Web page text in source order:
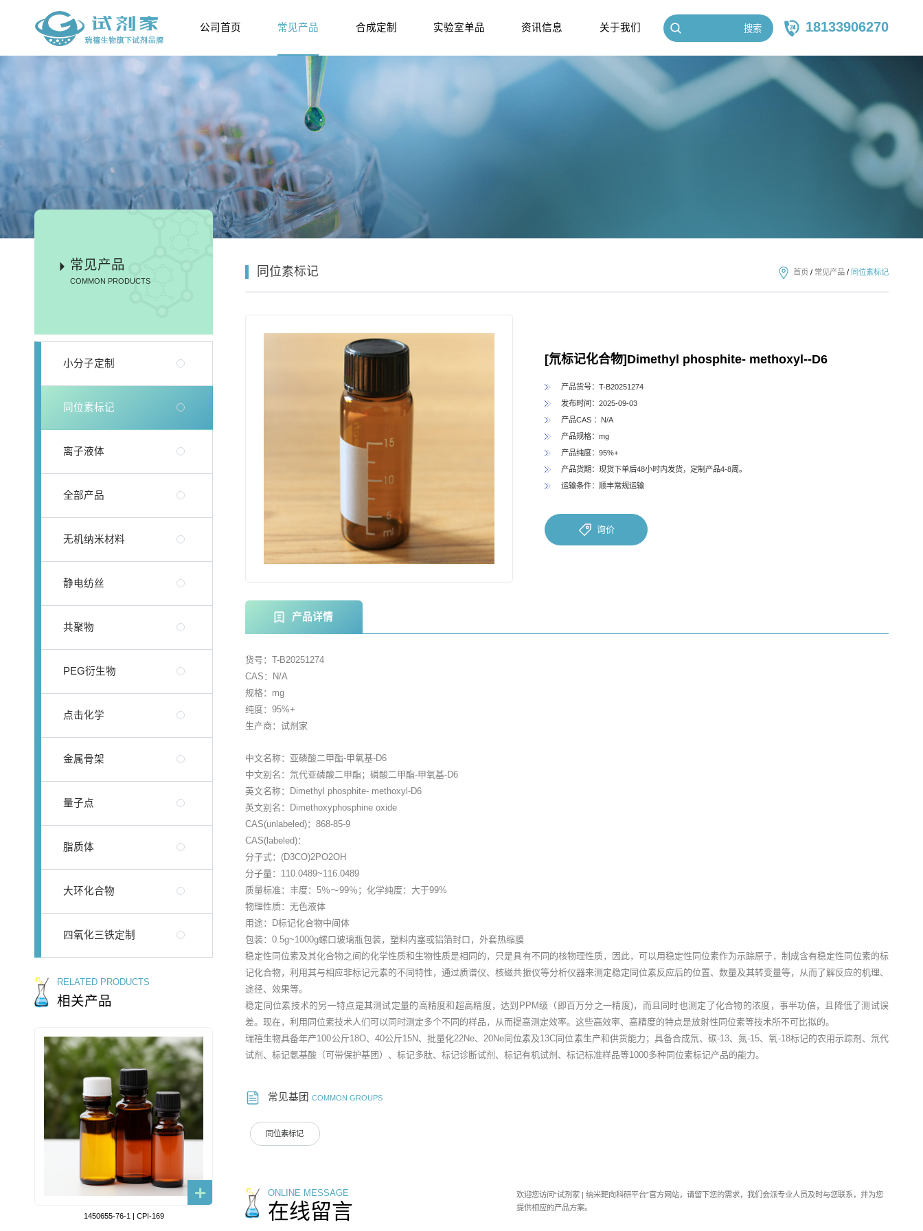
公司首页 常见产品 合成定制 实验室单品 资讯信息 关于我们 搜索 18133906270
常见产品
COMMON PRODUCTS
小分子定制
同位素标记
离子液体
全部产品
无机纳米材料
静电纺丝
共聚物
PEG衍生物
点击化学
金属骨架
量子点
脂质体
大环化合物
四氧化三铁定制
RELATED PRODUCTS
相关产品
1450655-76-1 | CPI-169
同位素标记 首页 / 常见产品 / 同位素标记
[氘标记化合物]Dimethyl phosphite- methoxyl--D6
产品货号：T-B20251274
发布时间：2025-09-03
产品CAS ：N/A
产品规格：mg
产品纯度：95%+
产品货期：现货下单后48小时内发货，定制产品4-8周。
运输条件：顺丰常规运输
询价
产品详情
货号：T-B20251274
CAS：N/A
规格：mg
纯度：95%+
生产商：试剂家
中文名称：亚磷酸二甲酯-甲氧基-D6
中文别名：氘代亚磷酸二甲酯；磷酸二甲酯-甲氧基-D6
英文名称：Dimethyl phosphite- methoxyl-D6
英文别名：Dimethoxyphosphine oxide
CAS(unlabeled)：868-85-9
CAS(labeled)：
分子式：(D3CO)2PO2OH
分子量：110.0489~116.0489
质量标准：丰度：5％～99％；化学纯度：大于99%
物理性质：无色液体
用途：D标记化合物中间体
包装：0.5g~1000g螺口玻璃瓶包装，塑料内塞或铝箔封口，外套热缩膜
稳定性同位素及其化合物之间的化学性质和生物性质是相同的，只是具有不同的核物理性质，因此，可以用稳定性同位素作为示踪原子，制成含有稳定性同位素的标
记化合物，利用其与相应非标记元素的不同特性，通过质谱仪、核磁共振仪等分析仪器来测定稳定同位素反应后的位置、数量及其转变量等，从而了解反应的机理、
途径、效果等。
稳定同位素技术的另一特点是其测试定量的高精度和超高精度，达到PPM级（即百万分之一精度)，而且同时也测定了化合物的浓度，事半功倍，且降低了测试误
差。现在，利用同位素技术人们可以同时测定多个不同的样品，从而提高测定效率。这些高效率、高精度的特点是放射性同位素等技术所不可比拟的。
瑞禧生物具备年产100公斤18O、40公斤15N、批量化22Ne、20Ne同位素及13C同位素生产和供货能力；具备合成氘、碳-13、氮-15、氧-18标记的农用示踪剂、氘代
试剂、标记氨基酸（可带保护基团）、标记多肽、标记诊断试剂、标记有机试剂、标记标准样品等1000多种同位素标记产品的能力。
常见基团COMMON GROUPS
同位素标记
ONLINE MESSAGE
在线留言
欢迎您访问“试剂家 | 纳米靶向科研平台”官方网站，请留下您的需求，我们会派专业人员及时与您联系，并为您
提供相应的产品方案。